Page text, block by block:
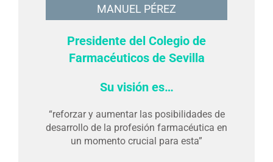
MANUEL PÉREZ
Presidente del Colegio de
Farmacéuticos de Sevilla
Su visión es…
“reforzar y aumentar las posibilidades de
desarrollo de la profesión farmacéutica en
un momento crucial para esta”